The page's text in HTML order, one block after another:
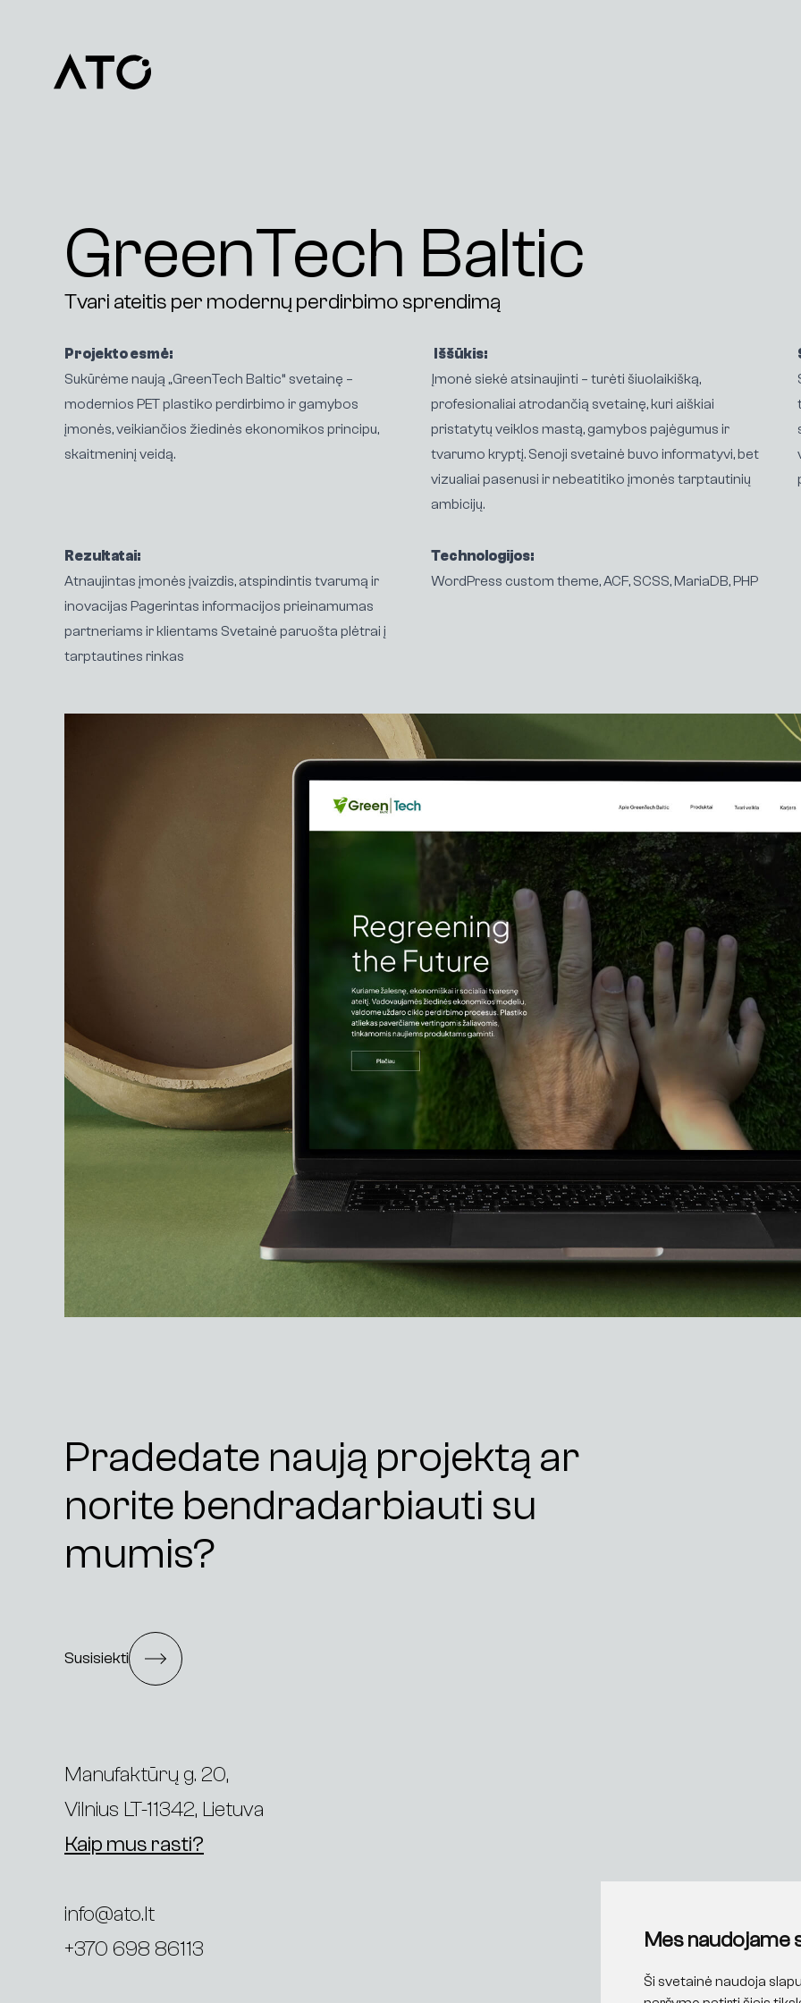
Mes naudojame
Ši svetainė naudoja
Paslaugo
Darbai
Apiemus
Įžvalgos
Kontaktai
GreenTech Baltic
Tvari ateitis per modernų perdirbimo sprendimą
Projekto esmė:
Sukūrėme naują „GreenTech Baltic“ svetainę –
modernios PET plastiko perdirbimo ir gamybos
įmonės, veikiančios žiedinės ekonomikos principu,
skaitmeninį veidą.
Iššūkis:
Įmonė siekė atsinaujinti – turėti šiuolaikišką,
profesionaliai atrodančią svetainę, kuri aiškiai
pristatytų veiklos mastą, gamybos pajėgumus ir
tvarumo kryptį. Senoji svetainė buvo informatyvi, bet
vizualiai pasenusi ir nebeatitiko įmonės tarptautinių
ambicijų.
Rezultatai:
Atnaujintas įmonės įvaizdis, atspindintis tvarumą ir
inovacijas Pagerintas informacijos prieinamumas
partneriams ir klientams Svetainė paruošta plėtrai į
tarptautines rinkas
Technologijos:
WordPress custom theme, ACF, SCSS, MariaDB, PHP
Pradedate naują projektą ar
norite bendradarbiauti su
mumis?
Susisiekti
Manufaktūrų g. 20,
Vilnius LT-11342, Lietuva
Kaip mus rasti?
info@ato.lt
+370 698 86113